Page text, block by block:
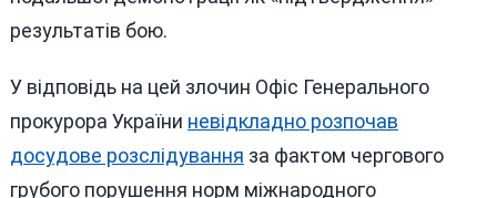
результатів бою.
У відповідь на цей злочин Офіс Генерального
прокурора України невідкладно розпочав
досудове розслідування за фактом чергового
грубого порушення норм міжнародного